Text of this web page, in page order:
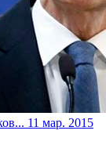
11 мар. 2015